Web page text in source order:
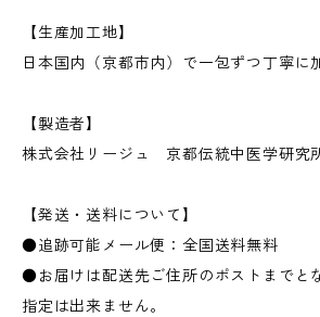
【生産加工地】
日本国内（京都市内）で一包ずつ丁寧に
【製造者】
株式会社リージュ 京都伝統中医学研究
【発送・送料について】
●追跡可能メール便：全国送料無料
●お届けは配送先ご住所のポストまでと
指定は出来ません。